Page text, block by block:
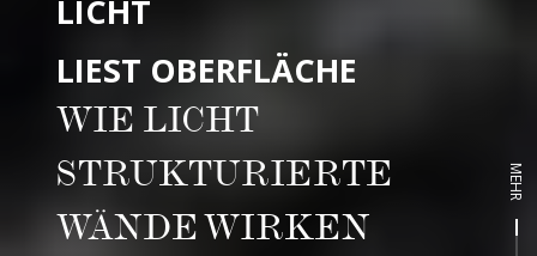
LICHT
LIEST OBERFLÄCHE
WIE LICHT
STRUKTURIERTE
WÄNDE WIRKEN
MEHR